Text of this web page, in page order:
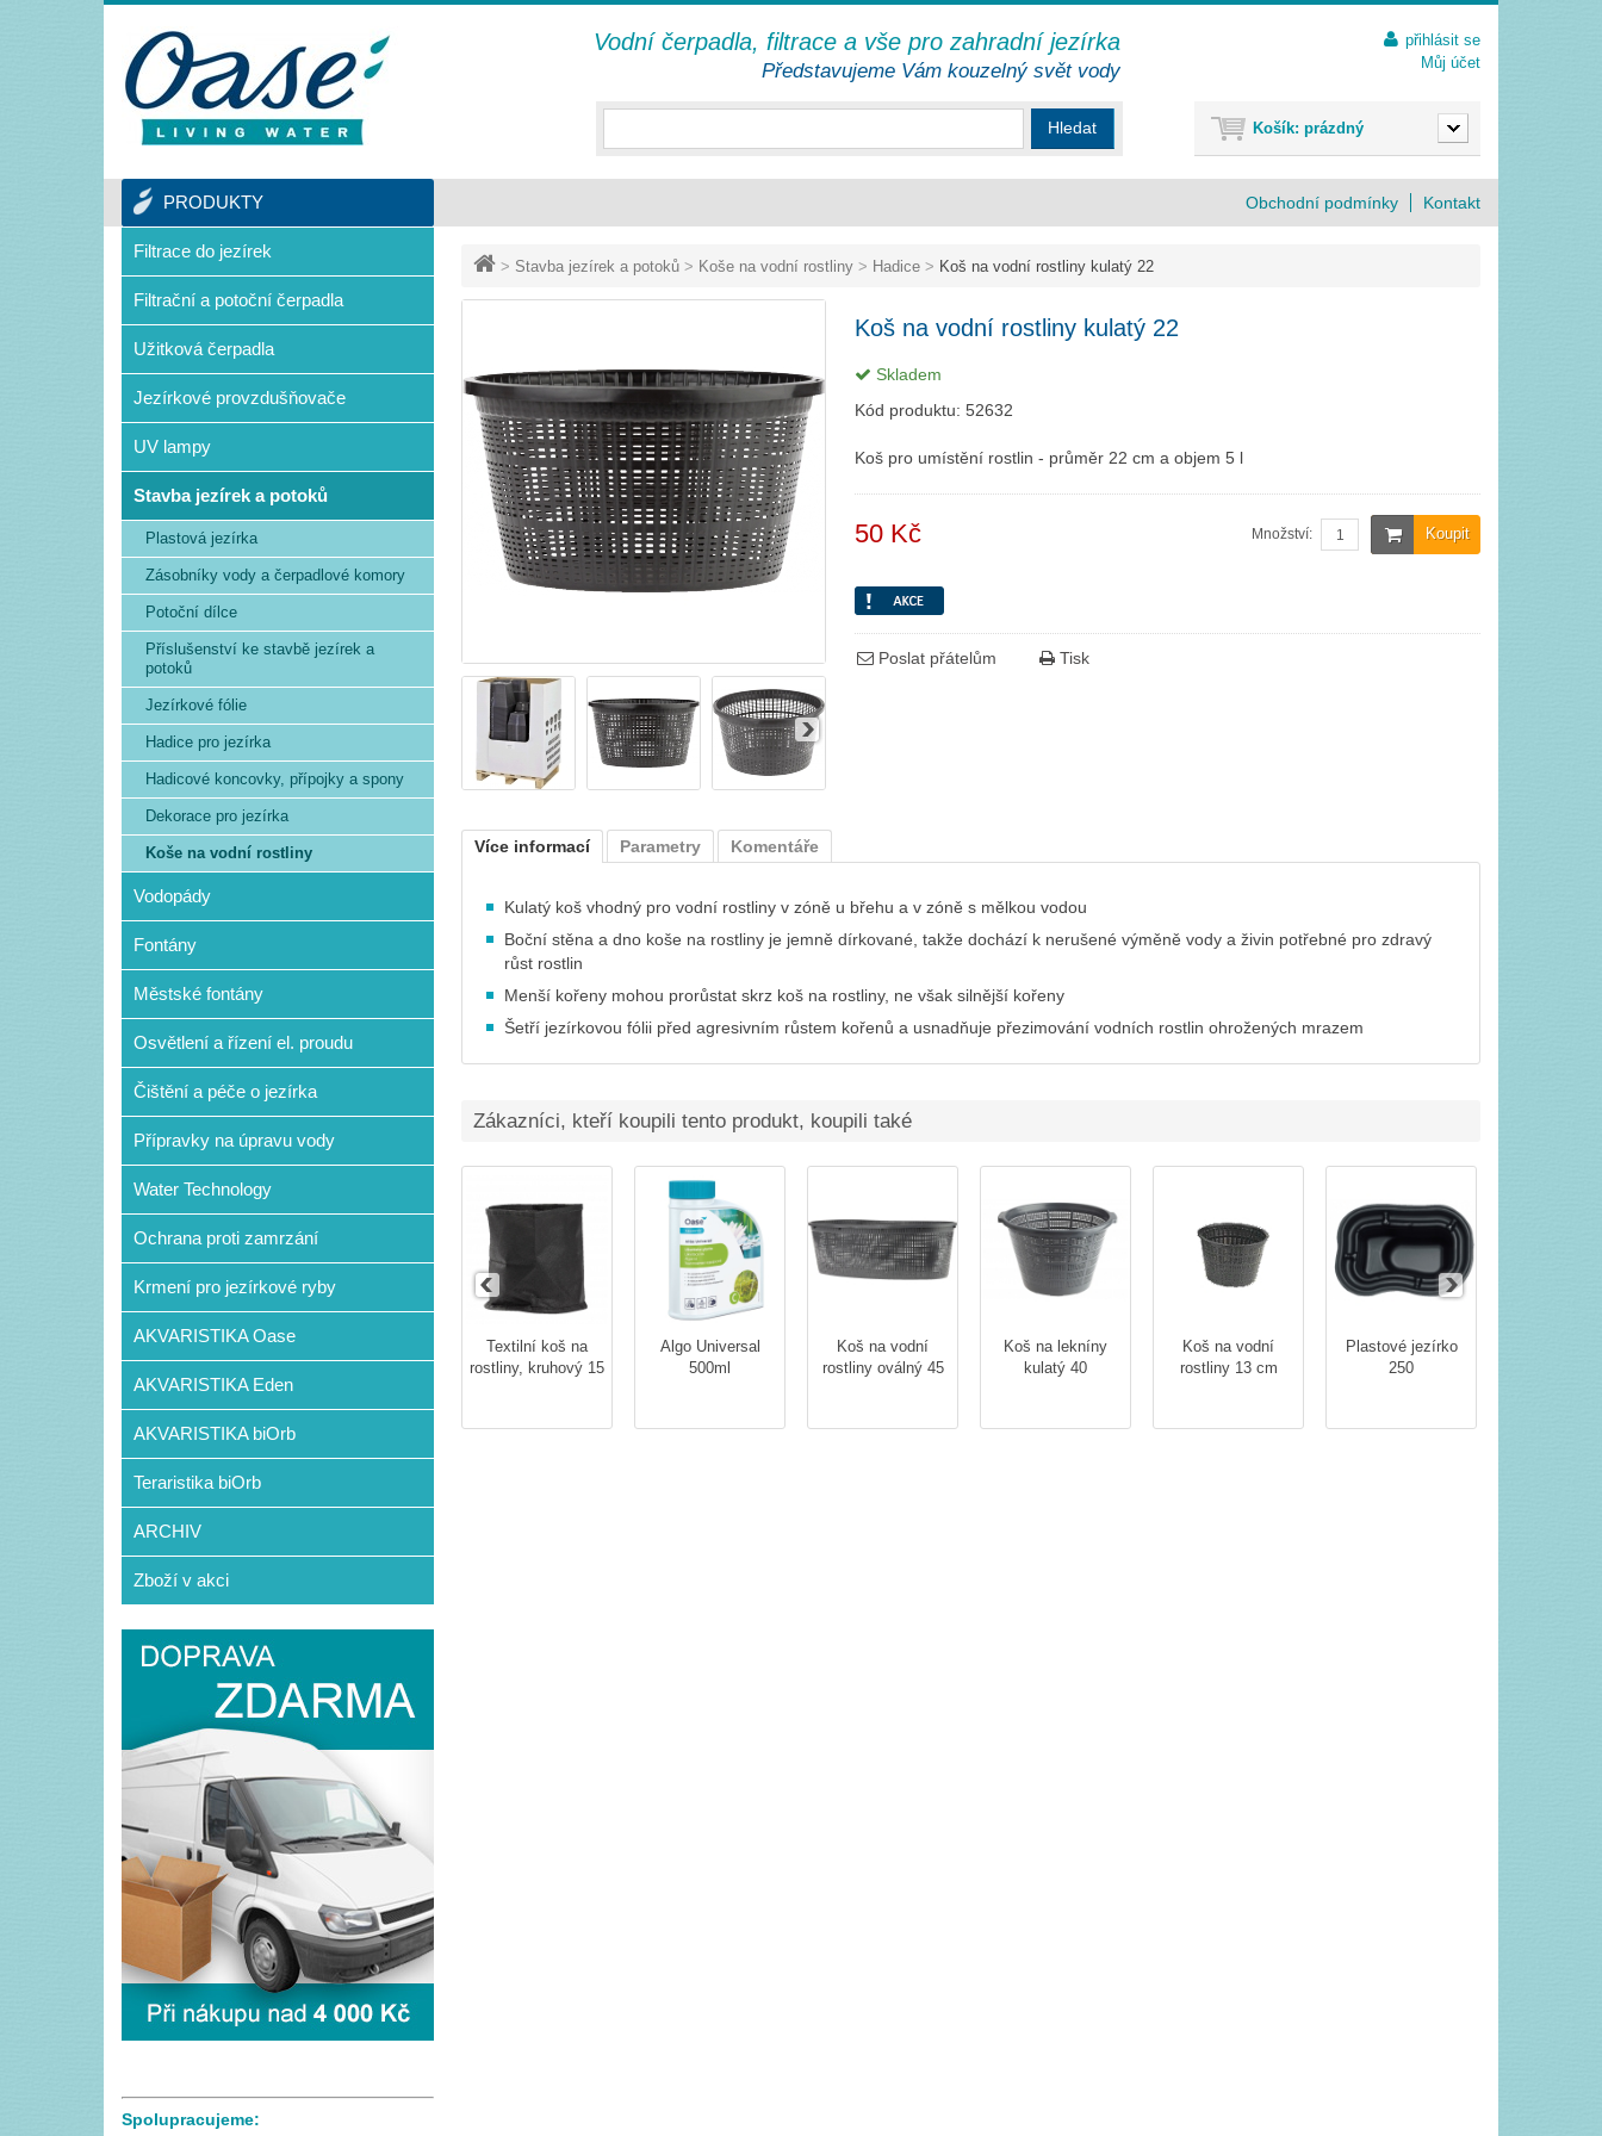
> Stavba jezírek a potoků > Koše na vodní rostliny > Hadice > Koš na vodní rostliny kulatý 22
Koš na vodní rostliny kulatý 22
Skladem
Kód produktu: 52632
Koš pro umístění rostlin - průměr 22 cm a objem 5 l
50 Kč Koupit
Množství:
Poslat přátelům Tisk
Více informací Parametry Komentáře
Kulatý koš vhodný pro vodní rostliny v zóně u břehu a v zóně s mělkou vodou
Boční stěna a dno koše na rostliny je jemně dírkované, takže dochází k nerušené výměně vody a živin potřebné pro zdravý
růst rostlin
Menší kořeny mohou prorůstat skrz koš na rostliny, ne však silnější kořeny
Šetří jezírkovou fólii před agresivním růstem kořenů a usnadňuje přezimování vodních rostlin ohrožených mrazem
Zákazníci, kteří koupili tento produkt, koupili také
Textilní koš na
rostliny, kruhový 15
Algo Universal
500ml
Koš na vodní
rostliny oválný 45
Koš na lekníny
kulatý 40
Koš na vodní
rostliny 13 cm
Plastové jezírko
250
PRODUKTY
Filtrace do jezírek
Filtrační a potoční čerpadla
Užitková čerpadla
Jezírkové provzdušňovače
UV lampy
Stavba jezírek a potoků
Plastová jezírka
Zásobníky vody a čerpadlové komory
Potoční dílce
Příslušenství ke stavbě jezírek a
potoků
Jezírkové fólie
Hadice pro jezírka
Hadicové koncovky, přípojky a spony
Dekorace pro jezírka
Koše na vodní rostliny
Vodopády
Fontány
Městské fontány
Osvětlení a řízení el. proudu
Čištění a péče o jezírka
Přípravky na úpravu vody
Water Technology
Ochrana proti zamrzání
Krmení pro jezírkové ryby
AKVARISTIKA Oase
AKVARISTIKA Eden
AKVARISTIKA biOrb
Teraristika biOrb
ARCHIV
Zboží v akci
Spolupracujeme:
Obchodní podmínky Kontakt
Hledat
přihlásit se
Můj účet
Košík: prázdný
Vodní čerpadla, filtrace a vše pro zahradní jezírka
Představujeme Vám kouzelný svět vody